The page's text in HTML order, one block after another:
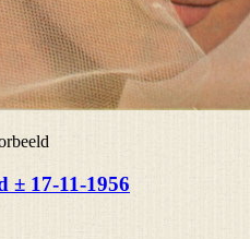
± 17-11-1956